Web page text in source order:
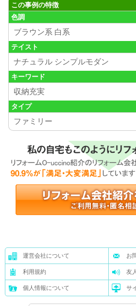
この事例の特徴
色調
ブラウン系 白系
テイスト
ナチュラル シンプルモダン
キーワード
収納充実
タイプ
ファミリー
運営会社について お
利用規約 友
個人情報について サ